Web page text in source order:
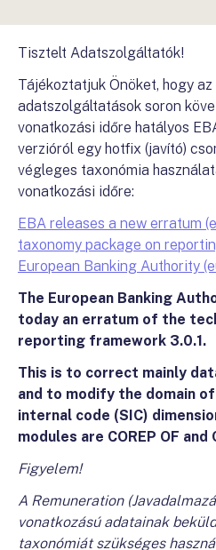
Tisztelt Adatszolgáltatók!
Tájékoztatjuk Önöket, hogy
adatszolgáltatások soron
vonatkozási időre hatályos
verzióról egy hotfix (javító)
végleges taxonómia
vonatkozási időre:
EBA releases a new erratum
taxonomy package on
European Banking Authority
The European Banking
today an erratum of the
reporting framework 3.0.1.
This is to correct mainly
and to modify the domain
internal code (SIC)
modules are COREP OF and
Figyelem!
A Remuneration
vonatkozású adatainak
taxonómiát szükséges